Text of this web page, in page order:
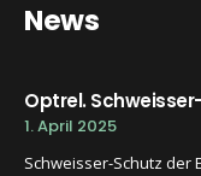
News
Optrel.
1. April 2025
Schweisser-Schutz der